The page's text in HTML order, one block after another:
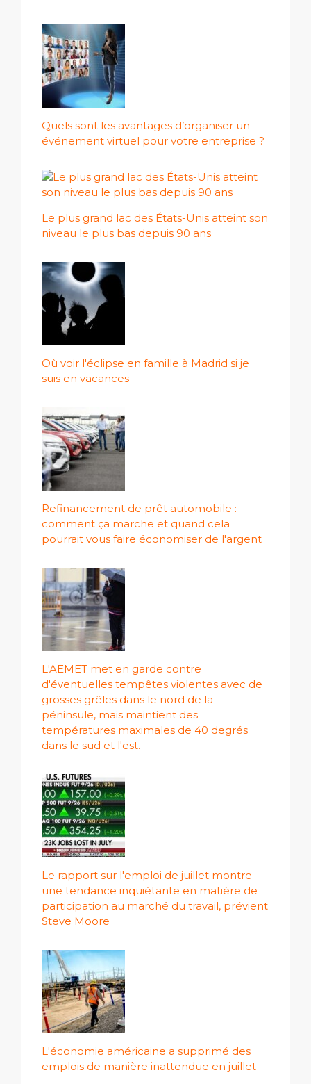
Quels sont les avantages d’organiser un
événement virtuel pour votre entreprise ?
Le plus grand lac des États-Unis atteint son
niveau le plus bas depuis 90 ans
Où voir l'éclipse en famille à Madrid si je
suis en vacances
Refinancement de prêt automobile :
comment ça marche et quand cela
pourrait vous faire économiser de l'argent
L'AEMET met en garde contre
d'éventuelles tempêtes violentes avec de
grosses grêles dans le nord de la
péninsule, mais maintient des
températures maximales de 40 degrés
dans le sud et l'est.
Le rapport sur l'emploi de juillet montre
une tendance inquiétante en matière de
participation au marché du travail, prévient
Steve Moore
L'économie américaine a supprimé des
emplois de manière inattendue en juillet